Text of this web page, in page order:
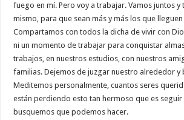
fuego en mí. Pero voy a trabajar. Vamos juntos y
mismo, para que sean más y más los que
Compartamos con todos la dicha de vivir con
ni un momento de trabajar para conquistar
trabajos, en nuestros estudios, con nuestros
familias. Dejemos de juzgar nuestro alrededor y
Meditemos personalmente, cuantos seres
están perdiendo esto tan hermoso que es seguir
busquemos que podemos hacer.